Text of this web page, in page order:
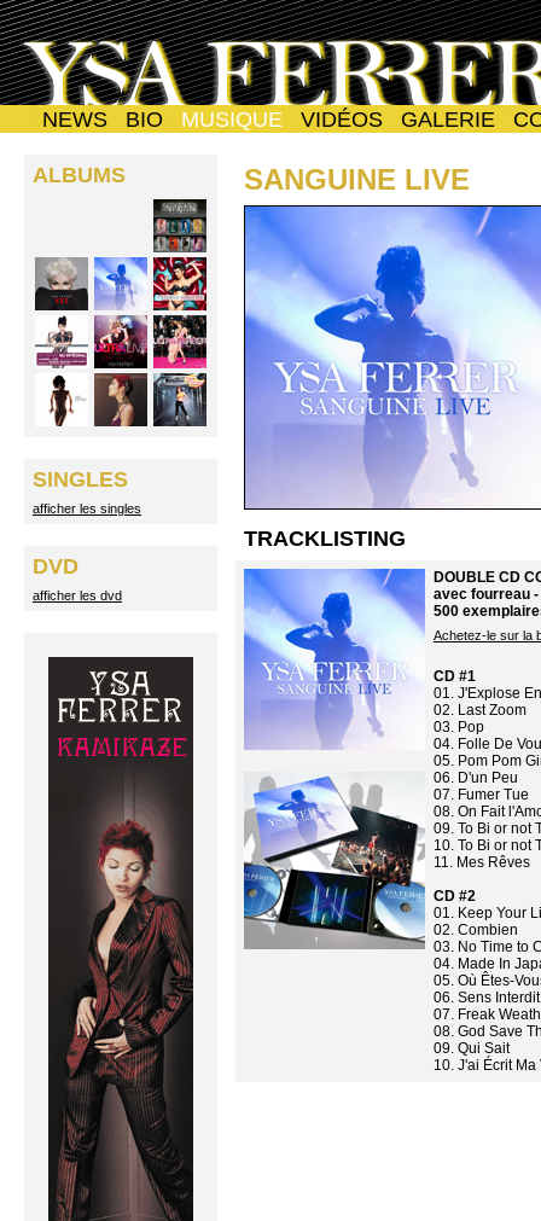
NEWS BIO MUSIQUE VIDÉOS GALERIE
ALBUMS
SINGLES
afficher les singles
DVD
afficher les dvd
SANGUINE LIVE
TRACKLISTING
DOUBLE CD
avec fourreau
500
Achetez-le sur la
CD #1
01. J'Explose
02. Last Zoom
03. Pop
04. Folle De
05. Pom Pom
06. D'un Peu
07. Fumer Tue
08. On Fait
09. To Bi or not
10. To Bi or not
11. Mes Rêves
CD #2
01. Keep Your
02. Combien
03. No Time to
04. Made In
05. Où Êtes-
06. Sens
07. Freak
08. God Save
09. Qui Sait
10. J'ai Écrit Ma